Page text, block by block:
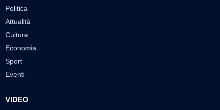
Politica
Attualità
Cultura
Economia
Sport
Eventi
VIDEO